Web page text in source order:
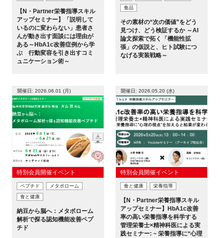
特別会員
施設・アクセス
イベントお知らせメール登録
【N・Partner栄養指導スキル
アップセミナー】「説明して
いるのに変わらない」患者さ
んが動き出す面談には理由が
ある～HbA1c改善症例から学
ぶ 行動変容を引き出すコミ
ュニケーション術～
食品
その素材の“次の価値”をどう
見つけ、どう検証するか ～AI
論文探索で拓く「機能性拡
張」の仮説と、ヒト試験につ
なげる実装戦略～
開催日: 2026.06.01 (月)
特別会員開催イベント
ペプチド
メタボローム
食と健康
納豆から脳へ：メタボローム
解析で探る認知機能改善ペプ
チド
開催日: 2026.05.20 (水)
特別会員開催イベント
食と健康 栄養指導
【N・Partner栄養指導スキル
アップセミナー】HbA1c改善
率の高い栄養指導を科学する
管理栄養士×精神科医による実
践セミナー: ~ 栄養指導に“心理